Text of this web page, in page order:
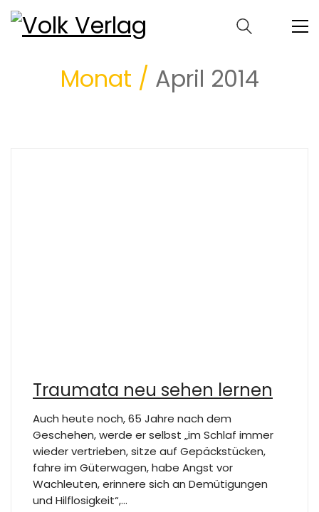
Monat / April 2014
Traumata neu sehen lernen
Auch heute noch, 65 Jahre nach dem
Geschehen, werde er selbst „im Schlaf immer
wieder vertrieben, sitze auf Gepäckstücken,
fahre im Güterwagen, habe Angst vor
Wachleuten, erinnere sich an Demütigungen
und Hilflosigkeit“,…